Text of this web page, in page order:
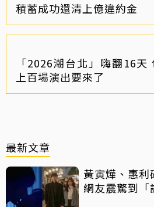
積蓄成功還清上億違約金
「2026潮台北」嗨翻16
上百場演出要來了
最新文章
黃寅燁、惠利
網友震驚到「